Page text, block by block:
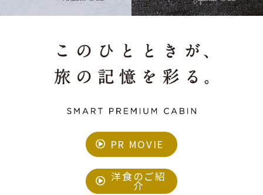
English 한국어 简体中文
PR MOVIE
洋食のご紹
介